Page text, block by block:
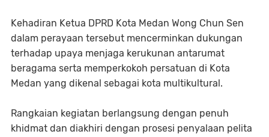
Kehadiran Ketua DPRD Kota Medan Wong Chun Sen
dalam perayaan tersebut mencerminkan dukungan
terhadap upaya menjaga kerukunan antarumat
beragama serta memperkokoh persatuan di Kota
Medan yang dikenal sebagai kota multikultural.
Rangkaian kegiatan berlangsung dengan penuh
khidmat dan diakhiri dengan prosesi penyalaan pelita